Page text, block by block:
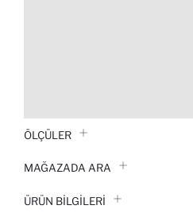
ÖLÇÜLER
MAĞAZADA ARA
ÜRÜN BILGILERI